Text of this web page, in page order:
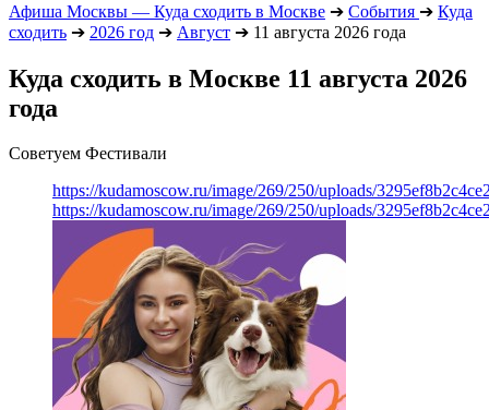
Афиша Москвы — Куда сходить в Москве ➔ События ➔ Куда
сходить ➔ 2026 год ➔ Август ➔ 11 августа 2026 года
Куда сходить в Москве 11 августа 2026
года
Советуем Фестивали
https://kudamoscow.ru/image/269/250/uploads/
https://kudamoscow.ru/image/269/250/uploads/